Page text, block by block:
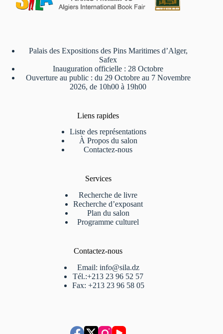
Palais des Expositions des Pins Maritimes d’Alger,
Safex
Inauguration officielle : 28 Octobre
Ouverture au public : du 29 Octobre au 7 Novembre
2026, de 10h00 à 19h00
Liens rapides
Liste des représentations
À Propos du salon
Contactez-nous
Services
Recherche de livre
Recherche d’exposant
Plan du salon
Programme culturel
Contactez-nous
Email: info@sila.dz
Tél.:+213 23 96 52 57
Fax: +213 23 96 58 05